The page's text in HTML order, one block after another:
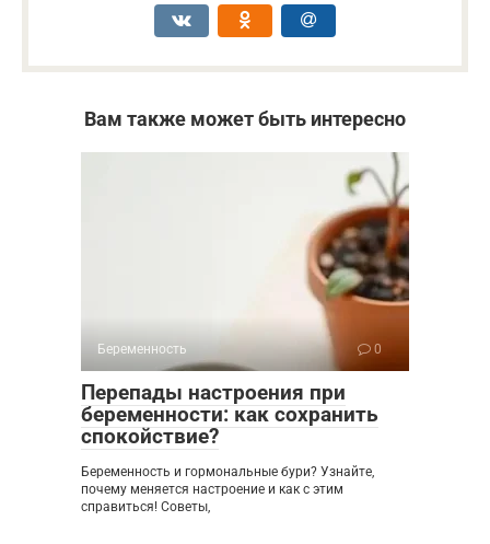
Вам также может быть интересно
Беременность 0
Перепады настроения при
беременности: как сохранить
спокойствие?
Беременность и гормональные бури? Узнайте,
почему меняется настроение и как с этим
справиться! Советы,